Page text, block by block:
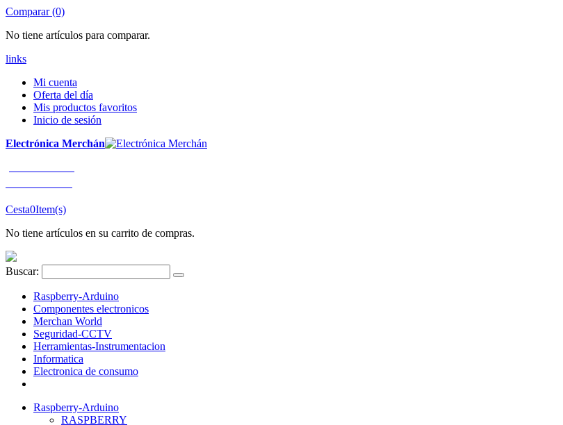
Comparar (0)
No tiene artículos para comparar.
links
Mi cuenta
Oferta del día
Mis productos favoritos
Inicio de sesión
Electrónica Merchán
Cesta0Item(s)
No tiene artículos en su carrito de compras.
Buscar:
Raspberry-Arduino
Componentes electronicos
Merchan World
Seguridad-CCTV
Herramientas-Instrumentacion
Informatica
Electronica de consumo
Raspberry-Arduino
RASPBERRY